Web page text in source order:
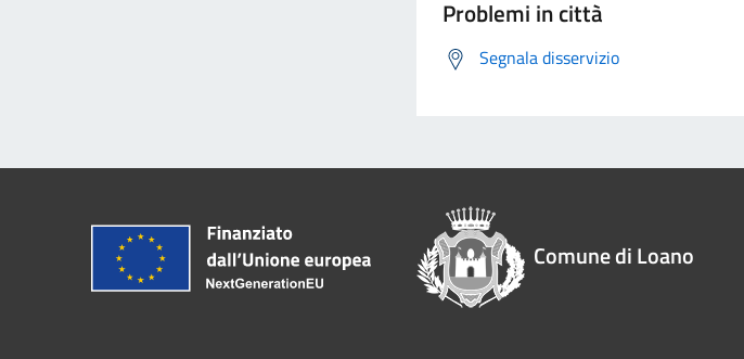
Problemi in città
Segnala disservizio
Comune di Loano